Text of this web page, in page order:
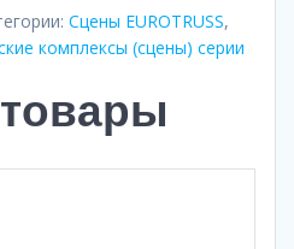
Сцены EUROTRUSS,
комплексы (сцены) серии